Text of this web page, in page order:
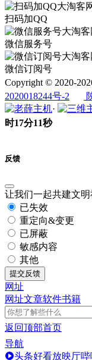
扫码加QQ
微信服务号
微信订阅号
Copyright © 2020-
2020018244号-2
·
时17分11秒
反馈
让我们一起共建文明
已失效
重定向&变更
已屏蔽
敏感内容
其他
提交反馈
网址
网址文章软件书籍
返回顶部首页
导航
头条好看放映厅